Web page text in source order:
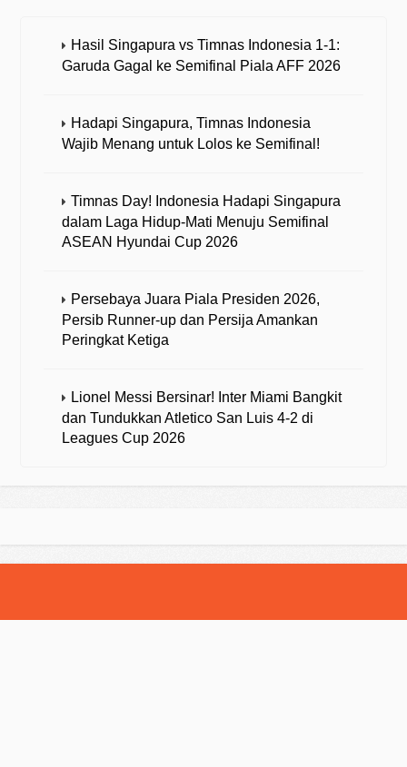
Hasil Singapura vs Timnas Indonesia 1-1:
Garuda Gagal ke Semifinal Piala AFF 2026
Hadapi Singapura, Timnas Indonesia
Wajib Menang untuk Lolos ke Semifinal!
Timnas Day! Indonesia Hadapi Singapura
dalam Laga Hidup-Mati Menuju Semifinal
ASEAN Hyundai Cup 2026
Persebaya Juara Piala Presiden 2026,
Persib Runner-up dan Persija Amankan
Peringkat Ketiga
Lionel Messi Bersinar! Inter Miami Bangkit
dan Tundukkan Atletico San Luis 4-2 di
Leagues Cup 2026